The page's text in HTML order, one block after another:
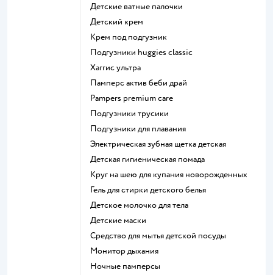
детские ватные палочки
детский крем
крем под подгузник
подгузники huggies classic
хаггис ультра
памперс актив беби драй
pampers premium care
подгузники трусики
подгузники для плавания
электрическая зубная щетка детская
детская гигиеническая помада
круг на шею для купания новорожденных
гель для стирки детского белья
детское молочко для тела
детские маски
средство для мытья детской посуды
монитор дыхания
ночные памперсы